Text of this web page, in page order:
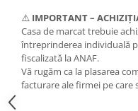
⚠️ IMPORTANT –
Casa de marcat trebuie
întreprinderea individuală
fiscalizată la ANAF.
Vă rugăm ca la plasarea
facturare ale firmei pe care